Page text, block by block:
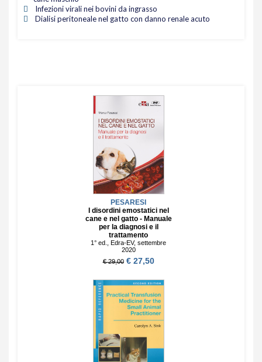
Infezioni virali nei bovini da ingrasso
Dialisi peritoneale nel gatto con danno renale acuto